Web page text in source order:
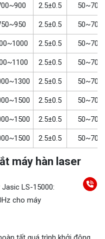
2.5±0.5 50~70
2.5±0.5 50~70
2.5±0.5 50~70
2.5±0.5 50~70
2.5±0.5 50~70
2.5±0.5 50~70
2.5±0.5 50~70
2.5±0.5 50~70
máy hàn laser
LS-15000:
cho máy